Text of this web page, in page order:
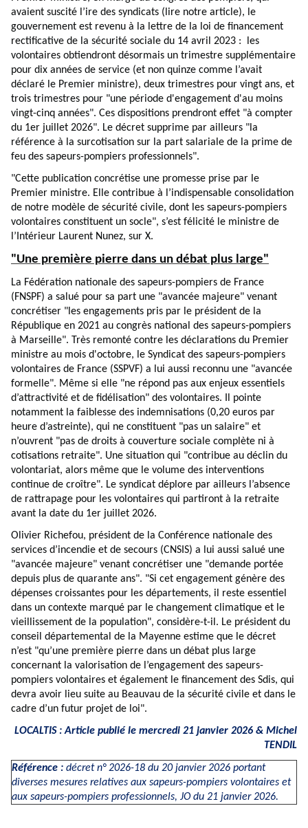
avaient suscité l’ire des syndicats (lire notre article), le
gouvernement est revenu à la lettre de la loi de financement
rectificative de la sécurité sociale du 14 avril 2023 : les
volontaires obtiendront désormais un trimestre supplémentaire
pour dix années de service (et non quinze comme l’avait
déclaré le Premier ministre), deux trimestres pour vingt ans, et
trois trimestres pour "une période d'engagement d'au moins
vingt-cinq années". Ces dispositions prendront effet "à compter
du 1er juillet 2026". Le décret supprime par ailleurs "la
référence à la surcotisation sur la part salariale de la prime de
feu des sapeurs-pompiers professionnels".
"Cette publication concrétise une promesse prise par le
Premier ministre. Elle contribue à l’indispensable consolidation
de notre modèle de sécurité civile, dont les sapeurs-pompiers
volontaires constituent un socle", s’est félicité le ministre de
l’Intérieur Laurent Nunez, sur X.
"Une première pierre dans un débat plus large"
La Fédération nationale des sapeurs-pompiers de France
(FNSPF) a salué pour sa part une "avancée majeure" venant
concrétiser "les engagements pris par le président de la
République en 2021 au congrès national des sapeurs-pompiers
à Marseille". Très remonté contre les déclarations du Premier
ministre au mois d'octobre, le Syndicat des sapeurs-pompiers
volontaires de France (SSPVF) a lui aussi reconnu une "avancée
formelle". Même si elle "ne répond pas aux enjeux essentiels
d’attractivité et de fidélisation" des volontaires. Il pointe
notamment la faiblesse des indemnisations (0,20 euros par
heure d’astreinte), qui ne constituent "pas un salaire" et
n’ouvrent "pas de droits à couverture sociale complète ni à
cotisations retraite". Une situation qui "contribue au déclin du
volontariat, alors même que le volume des interventions
continue de croître". Le syndicat déplore par ailleurs l’absence
de rattrapage pour les volontaires qui partiront à la retraite
avant la date du 1er juillet 2026.
Olivier Richefou, président de la Conférence nationale des
services d’incendie et de secours (CNSIS) a lui aussi salué une
"avancée majeure" venant concrétiser une "demande portée
depuis plus de quarante ans". "Si cet engagement génère des
dépenses croissantes pour les départements, il reste essentiel
dans un contexte marqué par le changement climatique et le
vieillissement de la population", considère-t-il. Le président du
conseil départemental de la Mayenne estime que le décret
n’est "qu’une première pierre dans un débat plus large
concernant la valorisation de l’engagement des sapeurs-
pompiers volontaires et également le financement des Sdis, qui
devra avoir lieu suite au Beauvau de la sécurité civile et dans le
cadre d’un futur projet de loi".
LOCALTIS : Article publié le mercredi 21 janvier 2026 & Michel
TENDIL
Référence : décret n° 2026-18 du 20 janvier 2026 portant
diverses mesures relatives aux sapeurs-pompiers volontaires et
aux sapeurs-pompiers professionnels, JO du 21 janvier 2026.